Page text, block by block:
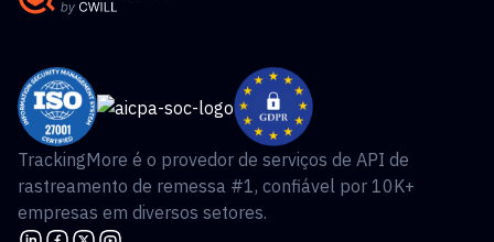
TrackingMore é o provedor de serviços de API de
rastreamento de remessa #1, confiável por 10K+
empresas em diversos setores.